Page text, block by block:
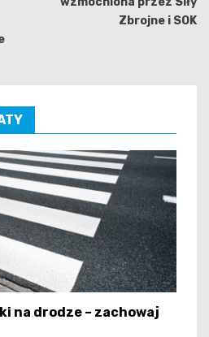
Zbrojne i SOK
na drodze – zachowaj